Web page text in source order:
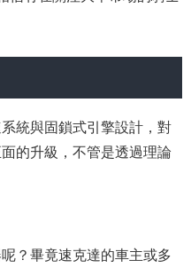
統與固鎖式引擎設計，對
的升級，不管是透過理論
？畢竟速克達的車主或多